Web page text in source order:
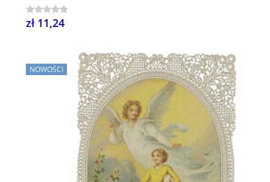
zł 11,24
NOWOŚCI